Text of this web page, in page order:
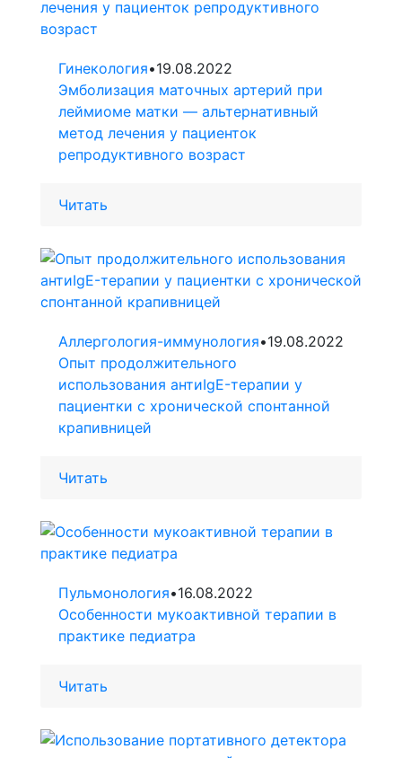
Гинекология•19.08.2022
Эмболизация маточных артерий при
леймиоме матки — альтернативный
метод лечения у пациенток
репродуктивного возраст
Читать
Аллергология-иммунология•19.08.2022
Опыт продолжительного
использования антиIgE-терапии у
пациентки с хронической спонтанной
крапивницей
Читать
Пульмонология•16.08.2022
Особенности мукоактивной терапии в
практике педиатра
Читать